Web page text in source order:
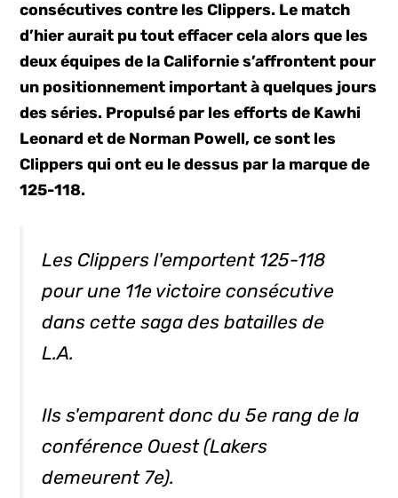
consécutives contre les Clippers. Le match
d’hier aurait pu tout effacer cela alors que les
deux équipes de la Californie s’affrontent pour
un positionnement important à quelques jours
des séries. Propulsé par les efforts de Kawhi
Leonard et de Norman Powell, ce sont les
Clippers qui ont eu le dessus par la marque de
125-118.
Les Clippers l'emportent 125-118
pour une 11e victoire consécutive
dans cette saga des batailles de
L.A.
Ils s'emparent donc du 5e rang de la
conférence Ouest (Lakers
demeurent 7e).